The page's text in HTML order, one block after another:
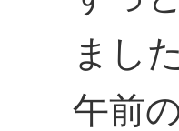
まし
午前